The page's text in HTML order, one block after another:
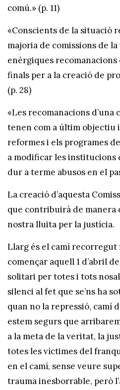
comú.» (p. 11)
«Conscients de la situació
majoria de comissions de
enèrgiques recomanacions
finals per a la creació de
(p. 28)
«Les recomanacions
tenen com a últim objectiu
reformes i els programes
a modificar les institucions
dur a terme abusos en el
La creació d’aquesta
que contribuirà de manera
nostra lluita per la justícia.
Llarg és el camí recorregut
començar aquell 1 d’abril
solitari per totes i tots
silenci al fet que se’ns ha
quan no la repressió, camí
estem segurs que
a la meta de la veritat, la
totes les víctimes del
en el camí, sense veure
trauma inesborrable, però